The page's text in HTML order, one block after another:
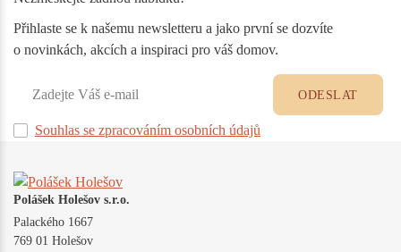
Přihlaste se k našemu newsletteru a jako první se dozvíte
o novinkách, akcích a inspiraci pro váš domov.
Souhlas se zpracováním osobních údajů
ODESLAT
Polášek Holešov s.r.o.
Palackého 1667
769 01 Holešov